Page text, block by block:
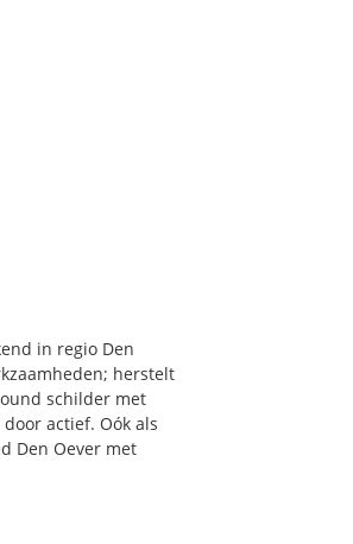
in regio Den
herstelt
schilder met
actief. Oók als
Den Oever met